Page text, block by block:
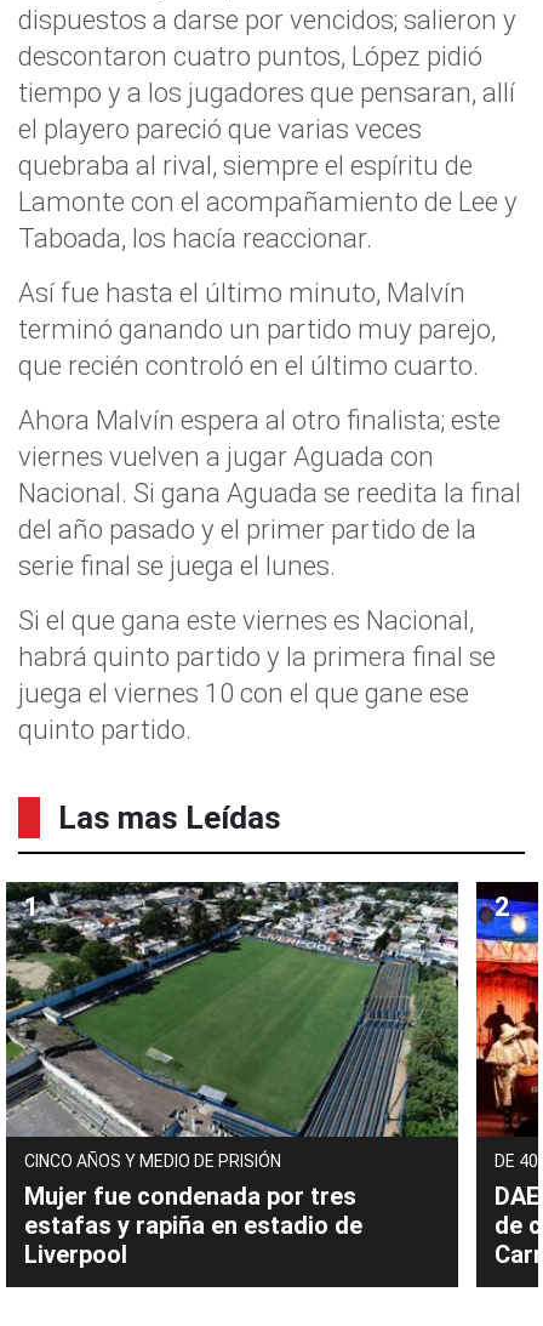
dispuestos a darse por vencidos; salieron y
descontaron cuatro puntos, López pidió
tiempo y a los jugadores que pensaran, allí
el playero pareció que varias veces
quebraba al rival, siempre el espíritu de
Lamonte con el acompañamiento de Lee y
Taboada, los hacía reaccionar.
Así fue hasta el último minuto, Malvín
terminó ganando un partido muy parejo,
que recién controló en el último cuarto.
Ahora Malvín espera al otro finalista; este
viernes vuelven a jugar Aguada con
Nacional. Si gana Aguada se reedita la final
del año pasado y el primer partido de la
serie final se juega el lunes.
Si el que gana este viernes es Nacional,
habrá quinto partido y la primera final se
juega el viernes 10 con el que gane ese
quinto partido.
Las mas Leídas
CINCO AÑOS Y MEDIO DE PRISIÓN
Mujer fue condenada por tres
estafas y rapiña en estadio de
Liverpool
DE
de